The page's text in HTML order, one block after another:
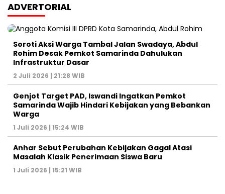
ADVERTORIAL
Soroti Aksi Warga Tambal Jalan Swadaya, Abdul
Rohim Desak Pemkot Samarinda Dahulukan
Infrastruktur Dasar
2 Juli 2026 | 21:28 WIB
Genjot Target PAD, Iswandi Ingatkan Pemkot
Samarinda Wajib Hindari Kebijakan yang Bebankan
Warga
1 Juli 2026 | 15:24 WIB
Anhar Sebut Perubahan Kebijakan Gagal Atasi
Masalah Klasik Penerimaan Siswa Baru
1 Juli 2026 | 15:21 WIB